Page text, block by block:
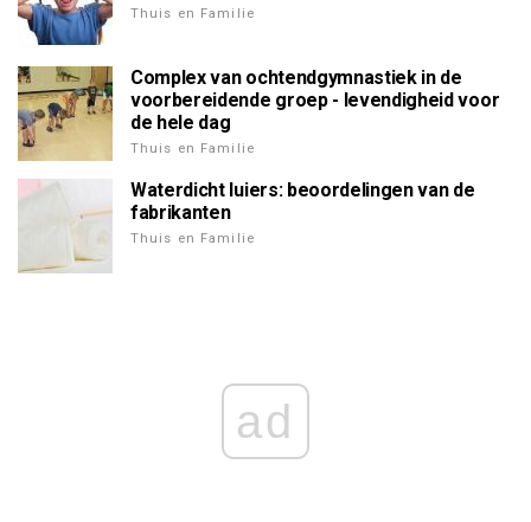
Thuis en Familie
Complex van ochtendgymnastiek in de
voorbereidende groep - levendigheid voor
de hele dag
Thuis en Familie
Waterdicht luiers: beoordelingen van de
fabrikanten
Thuis en Familie
ad